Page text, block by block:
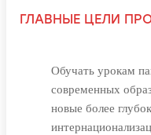
ГЛАВНЫЕ ЦЕЛИ
Обучать урокам
современных
новые более